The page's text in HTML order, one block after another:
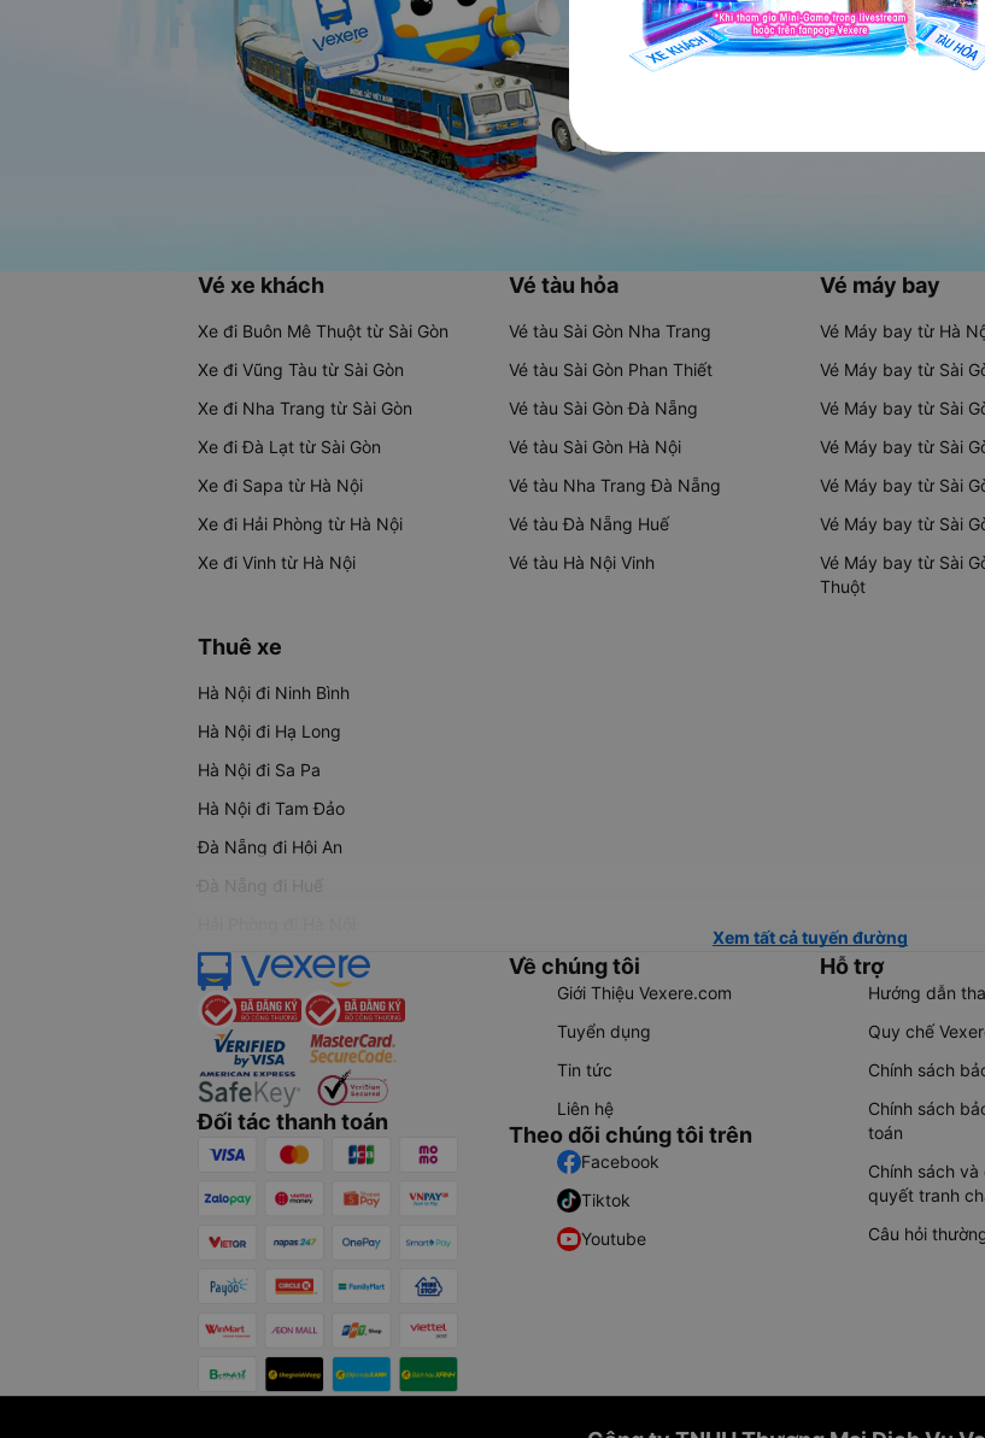
Vé xe khách
Xe đi Buôn Mê Thuột từ Sài Gòn
Xe đi Vũng Tàu từ Sài Gòn
Xe đi Nha Trang từ Sài Gòn
Xe đi Đà Lạt từ Sài Gòn
Xe đi Sapa từ Hà Nội
Xe đi Hải Phòng từ Hà Nội
Xe đi Vinh từ Hà Nội
Vé tàu hỏa
Vé tàu Sài Gòn Nha Trang
Vé tàu Sài Gòn Phan Thiết
Vé tàu Sài Gòn Đà Nẵng
Vé tàu Sài Gòn Hà Nội
Vé tàu Nha Trang Đà Nẵng
Vé tàu Đà Nẵng Huế
Vé tàu Hà Nội Vinh
Vé máy bay
Vé Máy bay từ Hà
Vé Máy bay từ Sài
Vé Máy bay từ Sài
Vé Máy bay từ Sài
Vé Máy bay từ Sài
Vé Máy bay từ Sài
Vé Máy bay từ Sài
Thuột
Thuê xe
Hà Nội đi Ninh Bình
Hà Nội đi Hạ Long
Hà Nội đi Sa Pa
Hà Nội đi Tam Đảo
Đà Nẵng đi Hội An
Đà Nẵng đi Huế
Xem tất cả tuyến đường
Đối tác thanh toán
Về chúng tôi
Giới Thiệu Vexere.com
Tuyển dụng
Tin tức
Liên hệ
Theo dõi chúng tôi trên
Facebook
Tiktok
Youtube
Hỗ trợ
Hướng dẫn
Quy chế
Chính sách
Chính sách
toán
Chính sách
quyết tranh
Câu hỏi